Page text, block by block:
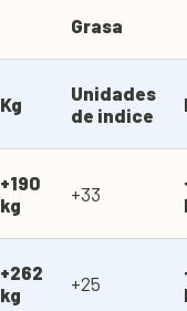
Grasa
Kg
Unidades
de indice
+190
kg
+33
+262
kg
+25